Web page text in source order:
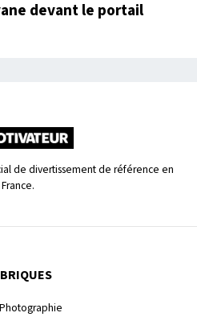
devant le portail
de divertissement de référence en
France.